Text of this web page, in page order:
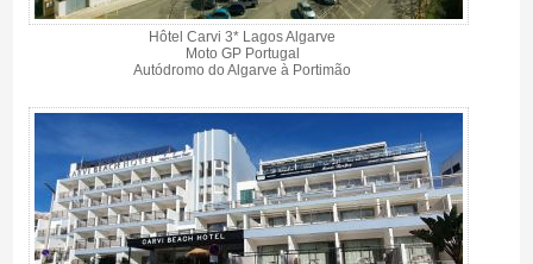
Hôtel Carvi 3* Lagos Algarve
Moto GP Portugal
Autódromo do Algarve à Portimão